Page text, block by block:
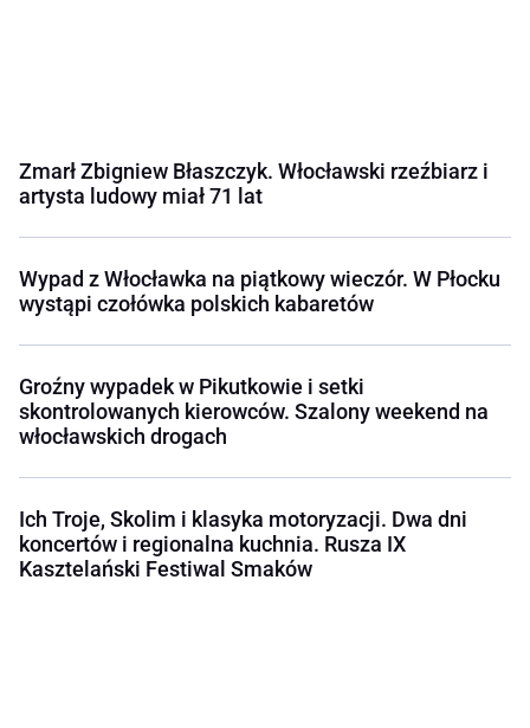
Zmarł Zbigniew Błaszczyk. Włocławski rzeźbiarz i
artysta ludowy miał 71 lat
Wypad z Włocławka na piątkowy wieczór. W Płocku
wystąpi czołówka polskich kabaretów
Groźny wypadek w Pikutkowie i setki
skontrolowanych kierowców. Szalony weekend na
włocławskich drogach
Ich Troje, Skolim i klasyka motoryzacji. Dwa dni
koncertów i regionalna kuchnia. Rusza IX
Kasztelański Festiwal Smaków